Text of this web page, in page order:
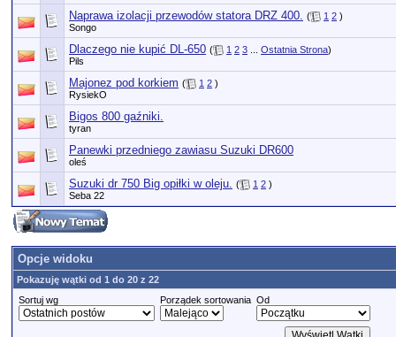
Naprawa izolacji przewodów statora DRZ 400. ( 1 2 )
Songo
Dlaczego nie kupić DL-650 ( 1 2 3 Ostatnia Strona)
Pils
Majonez pod korkiem ( 1 2 )
RysiekO
Bigos 800 gaźniki.
tyran
Panewki przedniego zawiasu Suzuki DR600
oleś
Suzuki dr 750 Big opiłki w oleju. ( 1 2 )
Seba 22
Opcje widoku
Pokazuję wątki od 1 do 20 z 22
Sortuj wg
Porządek sortowania Od